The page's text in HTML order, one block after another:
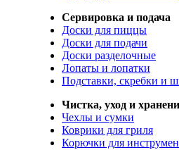
Сервировка и подача
Доски для пиццы
Доски для подачи
Доски разделочные
Лопаты и лопатки
Подставки, скребки и
Чистка, уход и
Чехлы и сумки
Коврики для гриля
Корючки для